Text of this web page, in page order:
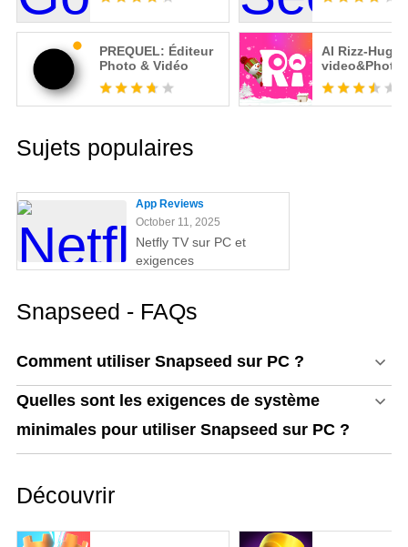
PREQUEL: Éditeur
Photo & Vidéo
AI Rizz-Hug
video&Photo
Sujets populaires
App Reviews
October 11, 2025
Netfly TV sur PC et
exigences
Snapseed - FAQs
Comment utiliser Snapseed sur PC ?
Quelles sont les exigences de système
minimales pour utiliser Snapseed sur PC ?
Découvrir